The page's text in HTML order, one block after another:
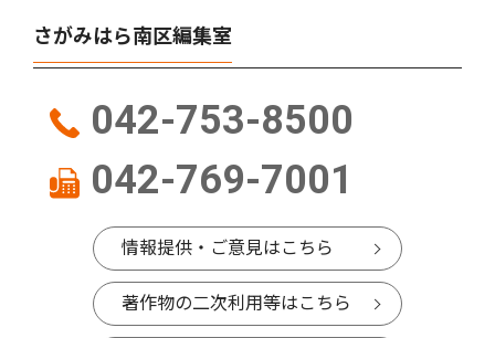
さがみはら南区編集室
042-753-8500
042-769-7001
情報提供・ご意見はこちら
著作物の二次利用等はこちら